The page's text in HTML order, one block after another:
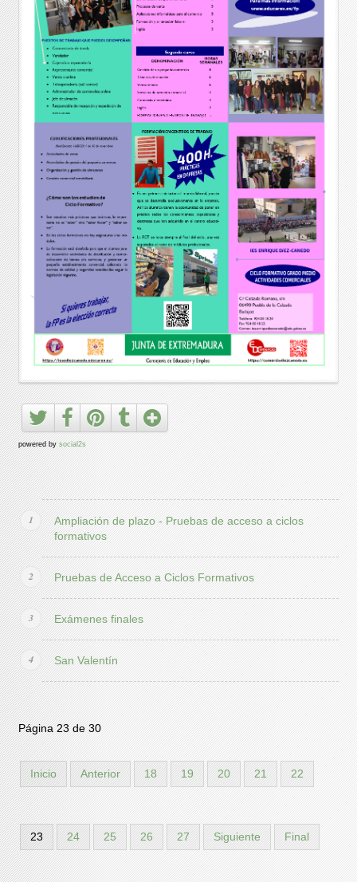
powered bysocial2s
Ampliación de plazo - Pruebas de acceso a ciclos
formativos
Pruebas de Acceso a Ciclos Formativos
Exámenes finales
San Valentín
Página 23 de 30
Inicio Anterior 18 19 20 21 22
23 24 25 26 27 Siguiente Final